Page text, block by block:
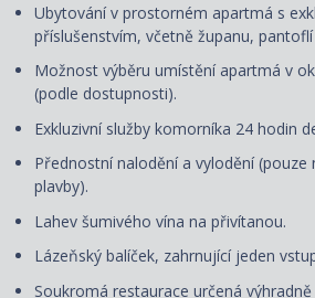
Ubytování v prostorném apartmá s
příslušenstvím, včetně županu, pantoflí
Možnost výběru umístění apartmá v
(podle dostupnosti).
Exkluzivní služby komorníka 24 hodin
Přednostní nalodění a vylodění (pouze
plavby).
Lahev šumivého vína na přivítanou.
Lázeňský balíček, zahrnující jeden
Soukromá restaurace určená